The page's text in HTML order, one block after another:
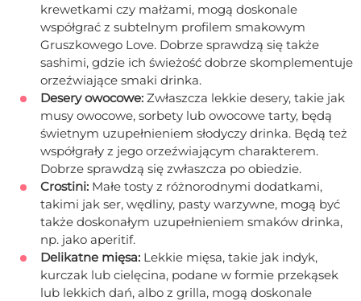
krewetkami czy małżami, mogą doskonale
współgrać z subtelnym profilem smakowym
Gruszkowego Love. Dobrze sprawdzą się także
sashimi, gdzie ich świeżość dobrze skomplementuje
orzeźwiające smaki drinka.
Desery owocowe: Zwłaszcza lekkie desery, takie jak
musy owocowe, sorbety lub owocowe tarty, będą
świetnym uzupełnieniem słodyczy drinka. Będą też
współgrały z jego orzeźwiającym charakterem.
Dobrze sprawdzą się zwłaszcza po obiedzie.
Crostini: Małe tosty z różnorodnymi dodatkami,
takimi jak ser, wędliny, pasty warzywne, mogą być
także doskonałym uzupełnieniem smaków drinka,
np. jako aperitif.
Delikatne mięsa: Lekkie mięsa, takie jak indyk,
kurczak lub cielęcina, podane w formie przekąsek
lub lekkich dań, albo z grilla, mogą doskonale